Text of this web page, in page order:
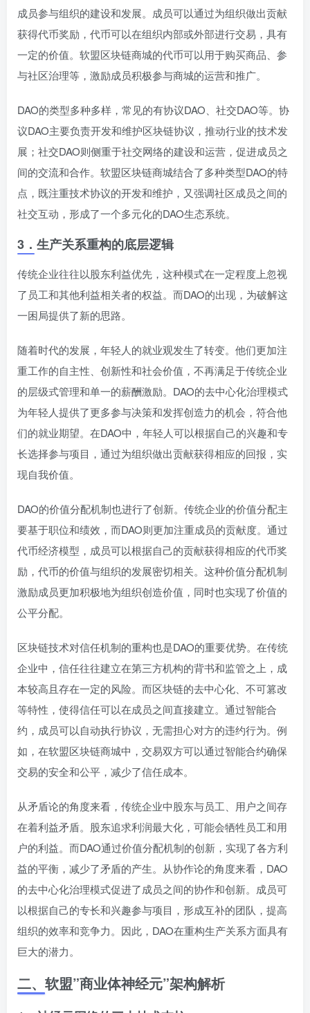
成员参与组织的建设和发展。成员可以通过为组织做出贡献
获得代币奖励，代币可以在组织内部或外部进行交易，具有
一定的价值。软盟区块链商城的代币可以用于购买商品、参
与社区治理等，激励成员积极参与商城的运营和推广。
DAO的类型多种多样，常见的有协议DAO、社交DAO等。协
议DAO主要负责开发和维护区块链协议，推动行业的技术发
展；社交DAO则侧重于社交网络的建设和运营，促进成员之
间的交流和合作。软盟区块链商城结合了多种类型DAO的特
点，既注重技术协议的开发和维护，又强调社区成员之间的
社交互动，形成了一个多元化的DAO生态系统。
3． 生产关系重构的底层逻辑
传统企业往往以股东利益优先，这种模式在一定程度上忽视
了员工和其他利益相关者的权益。而DAO的出现，为破解这
一困局提供了新的思路。
随着时代的发展，年轻人的就业观发生了转变。他们更加注
重工作的自主性、创新性和社会价值，不再满足于传统企业
的层级式管理和单一的薪酬激励。DAO的去中心化治理模式
为年轻人提供了更多参与决策和发挥创造力的机会，符合他
们的就业期望。在DAO中，年轻人可以根据自己的兴趣和专
长选择参与项目，通过为组织做出贡献获得相应的回报，实
现自我价值。
DAO的价值分配机制也进行了创新。传统企业的价值分配主
要基于职位和绩效，而DAO则更加注重成员的贡献度。通过
代币经济模型，成员可以根据自己的贡献获得相应的代币奖
励，代币的价值与组织的发展密切相关。这种价值分配机制
激励成员更加积极地为组织创造价值，同时也实现了价值的
公平分配。
区块链技术对信任机制的重构也是DAO的重要优势。在传统
企业中，信任往往建立在第三方机构的背书和监管之上，成
本较高且存在一定的风险。而区块链的去中心化、不可篡改
等特性，使得信任可以在成员之间直接建立。通过智能合
约，成员可以自动执行协议，无需担心对方的违约行为。例
如，在软盟区块链商城中，交易双方可以通过智能合约确保
交易的安全和公平，减少了信任成本。
从矛盾论的角度来看，传统企业中股东与员工、用户之间存
在着利益矛盾。股东追求利润最大化，可能会牺牲员工和用
户的利益。而DAO通过价值分配机制的创新，实现了各方利
益的平衡，减少了矛盾的产生。从协作论的角度来看，DAO
的去中心化治理模式促进了成员之间的协作和创新。成员可
以根据自己的专长和兴趣参与项目，形成互补的团队，提高
组织的效率和竞争力。因此，DAO在重构生产关系方面具有
巨大的潜力。
二、 软盟”商业体神经元”架构解析